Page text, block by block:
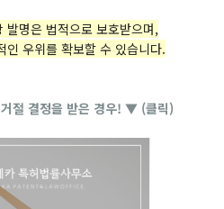
발명은 법적으로 보호받으며,
인 우위를 확보할 수 있습니다.
절 결정을 받은 경우! ▼ (클릭)